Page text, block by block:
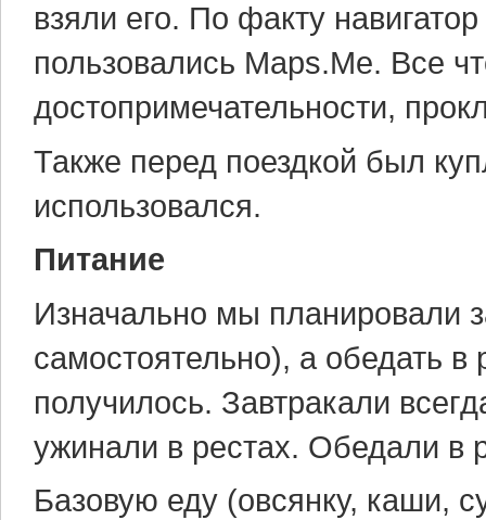
взяли его. По факту
пользовались Maps.Me. Все
достопримечательности,
Также перед поездкой был
использовался.
Питание
Изначально мы планировали
самостоятельно), а обедать
получилось. Завтракали
ужинали в рестах. Обедали в
Базовую еду (овсянку, каши,